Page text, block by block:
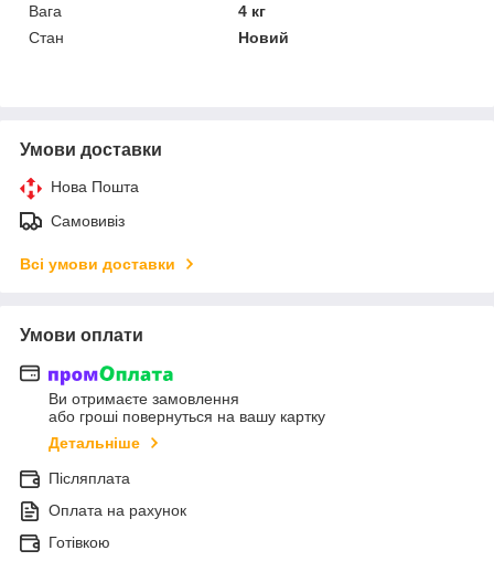
Вага
4 кг
Стан
Новий
Умови доставки
Нова Пошта
Самовивіз
Всі умови доставки
Умови оплати
Ви отримаєте замовлення
або гроші повернуться на вашу картку
Детальніше
Післяплата
Оплата на рахунок
Готівкою